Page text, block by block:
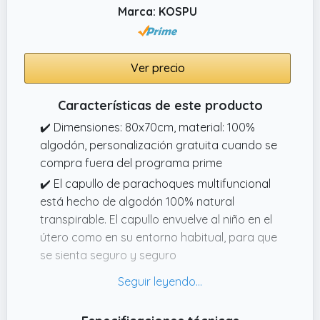
Marca: KOSPU
Ver precio
Características de este producto
✔️ Dimensiones: 80x70cm, material: 100%
algodón, personalización gratuita cuando se
compra fuera del programa prime
✔️ El capullo de parachoques multifuncional
está hecho de algodón 100% natural
transpirable. El capullo envuelve al niño en el
útero como en su entorno habitual, para que
se sienta seguro y seguro
✔️ El capullo se puede ajustar de muchas